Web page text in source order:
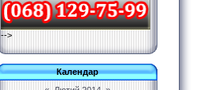
-->
Календар